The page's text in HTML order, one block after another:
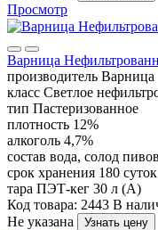
Просмотр
Варница
производитель Варница
класс Светлое
тип Пастеризованное
плотность 12%
алкоголь 4,7%
состав вода, солод
срок хранения 180 суток
тара ПЭТ-кег 30 л (А)
Код товара: 2443 В
Не указана
Узнать цену